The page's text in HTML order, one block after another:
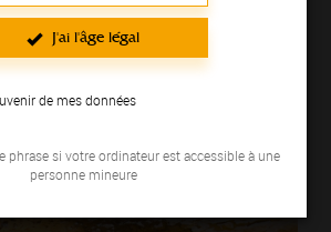
J'ai l'âge légal
de mes données
phrase si votre ordinateur est accessible à une
personne mineure